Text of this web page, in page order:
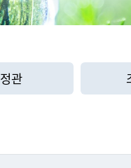
정관